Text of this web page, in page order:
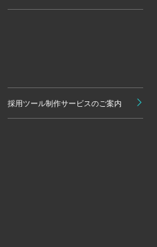
採用ツール制作サービスのご案内